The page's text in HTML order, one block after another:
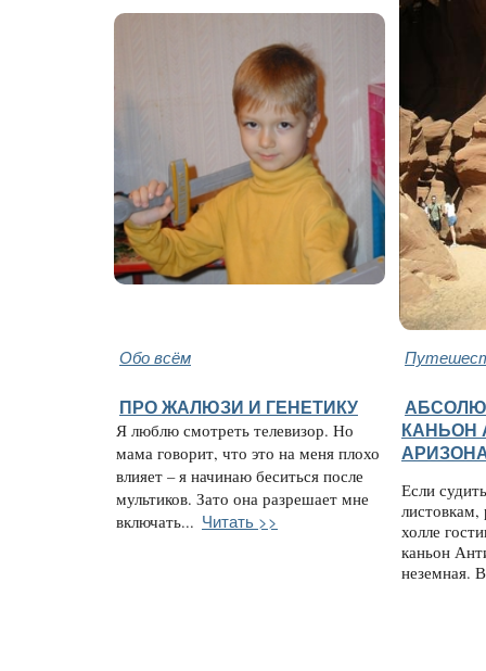
Обо всём
ПРО ЖАЛЮЗИ И ГЕНЕТИКУ
Я люблю смотреть телевизор. Но
мама говорит, что это на меня плохо
влияет – я начинаю беситься после
мультиков. Зато она разрешает мне
включать... Читать >>
КАНЬОН
Если
холле
каньон
неземная.